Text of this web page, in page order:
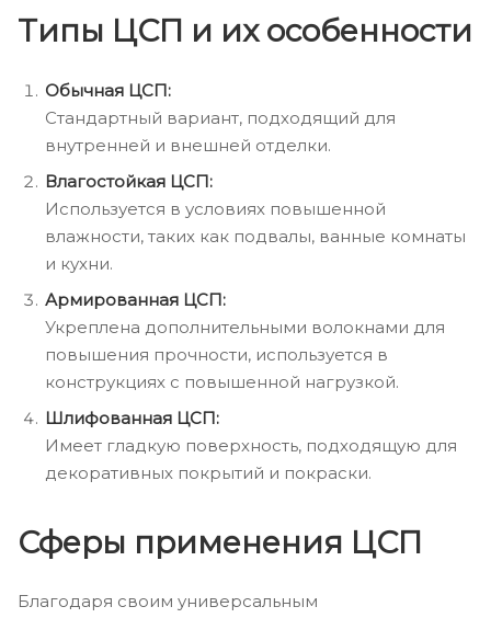
Типы ЦСП и их особенности
Обычная ЦСП:
Стандартный вариант, подходящий для
внутренней и внешней отделки.
Влагостойкая ЦСП:
Используется в условиях повышенной
влажности, таких как подвалы, ванные комнаты
и кухни.
Армированная ЦСП:
Укреплена дополнительными волокнами для
повышения прочности, используется в
конструкциях с повышенной нагрузкой.
Шлифованная ЦСП:
Имеет гладкую поверхность, подходящую для
декоративных покрытий и покраски.
Сферы применения ЦСП
Благодаря своим универсальным